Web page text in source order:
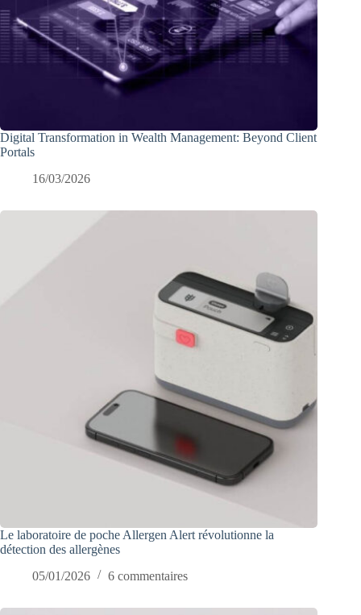
Digital Transformation in Wealth Management: Beyond Client
Portals
16/03/2026
Le laboratoire de poche Allergen Alert révolutionne la
détection des allergènes
05/01/2026
6 commentaires